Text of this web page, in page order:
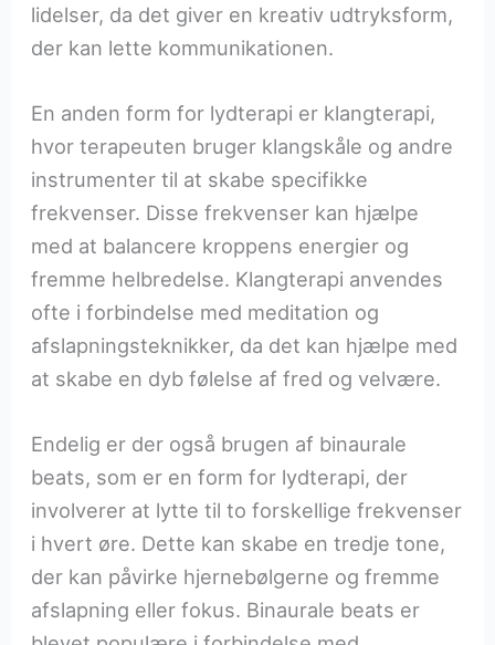
lidelser, da det giver en kreativ udtryksform,
der kan lette kommunikationen.
En anden form for lydterapi er klangterapi,
hvor terapeuten bruger klangskåle og andre
instrumenter til at skabe specifikke
frekvenser. Disse frekvenser kan hjælpe
med at balancere kroppens energier og
fremme helbredelse. Klangterapi anvendes
ofte i forbindelse med meditation og
afslapningsteknikker, da det kan hjælpe med
at skabe en dyb følelse af fred og velvære.
Endelig er der også brugen af binaurale
beats, som er en form for lydterapi, der
involverer at lytte til to forskellige frekvenser
i hvert øre. Dette kan skabe en tredje tone,
der kan påvirke hjernebølgerne og fremme
afslapning eller fokus. Binaurale beats er